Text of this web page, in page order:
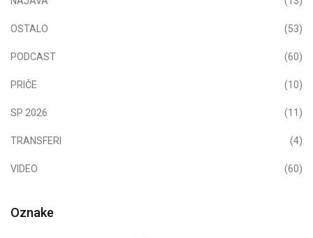
OSTALO (53)
PODCAST (60)
PRIČE (10)
SP 2026 (11)
TRANSFERI (4)
VIDEO (60)
Oznake